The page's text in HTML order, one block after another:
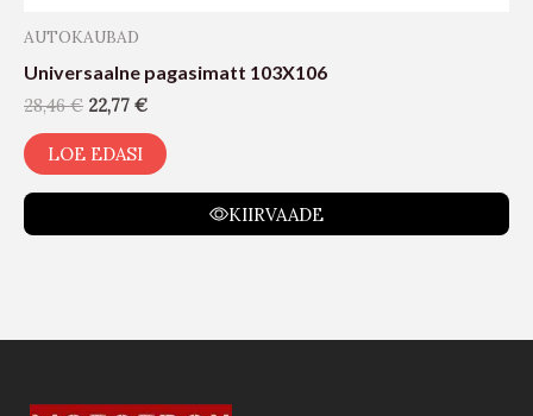
AUTOKAUBAD
Universaalne pagasimatt 103X106
28,46€ 22,77 €
LOE EDASI
KIIRVAADE